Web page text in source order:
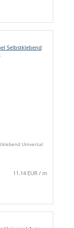
Universal
11.14 EUR / m